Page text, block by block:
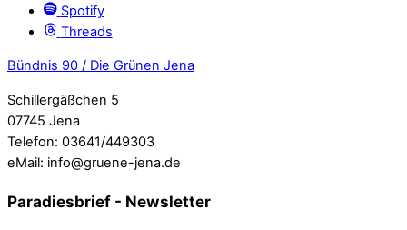
Spotify
Threads
Bündnis 90 / Die Grünen Jena
Schillergäßchen 5
07745 Jena
Telefon: 03641/449303
eMail: info@gruene-jena.de
Paradiesbrief - Newsletter